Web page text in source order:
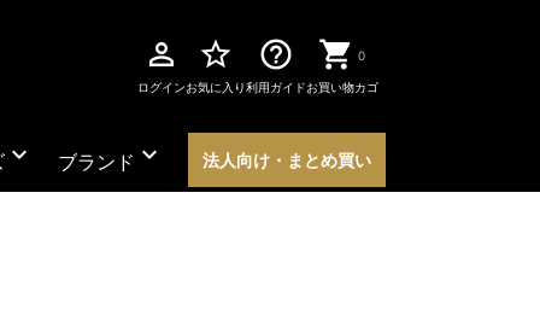
perm_identity
ログイン
star_border
お気に入り
help_outline
利用ガイド
0
お買い物カゴ
expand_more ブランド expand_more 法人向け・まとめ買い